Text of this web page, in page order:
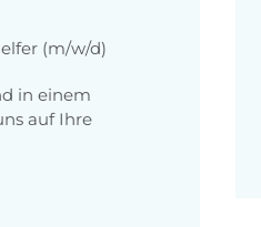
(m/w/d)
in einem
auf Ihre